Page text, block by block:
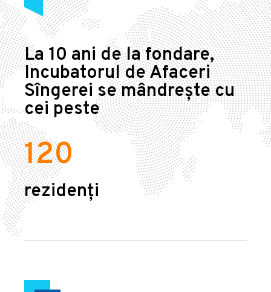
La 10 ani de la fondare,
Incubatorul de Afaceri
Sîngerei se mândrește cu
cei peste
120
rezidenți